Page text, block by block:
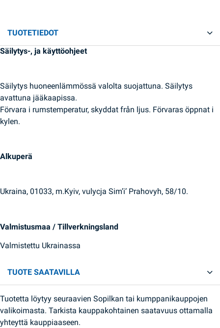
TUOTETIEDOT
Säilytys-, ja käyttöohjeet
Säilytys huoneenlämmössä valolta suojattuna. Säilytys
avattuna jääkaapissa.
Förvara i rumstemperatur, skyddat från ljus. Förvaras öppnat i
kylen.
Alkuperä
Ukraina, 01033, m.Kyiv, vulycja Sim’i’ Prahovyh, 58/10.
Valmistusmaa / Tillverkningsland
Valmistettu Ukrainassa
TUOTE SAATAVILLA
Tuotetta löytyy seuraavien Sopilkan tai kumppanikauppojen
valikoimasta. Tarkista kauppakohtainen saatavuus ottamalla
yhteyttä kauppiaaseen.